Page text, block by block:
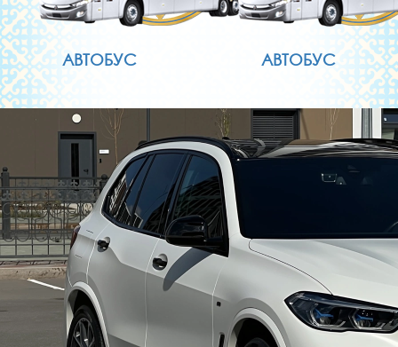
АВТОБУС АВТОБУС